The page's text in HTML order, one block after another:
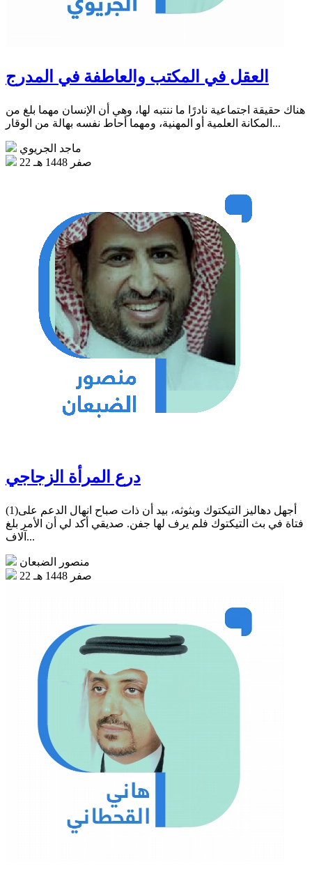
العقل في المكتب والعاطفة في المدرج
هناك حقيقة اجتماعية نادرًا ما ننتبه لها، وهي أن الإنسان مهما بلغ من
المكانة العلمية أو المهنية، ومهما أحاط نفسه بهالة من الوقار...
ماجد الجريوي
22 صفر 1448 هـ
درع المرأة الزجاجي
(1)أجهل دهاليز التيكتوك وبثوثه، بيد أن ذات صباح انهال الدعم على
فتاة في بث التيكتوك فلم يرف لها جفن. صديقي أكد لي أن الأمر بلغ
آلاف...
منصور الضبعان
22 صفر 1448 هـ